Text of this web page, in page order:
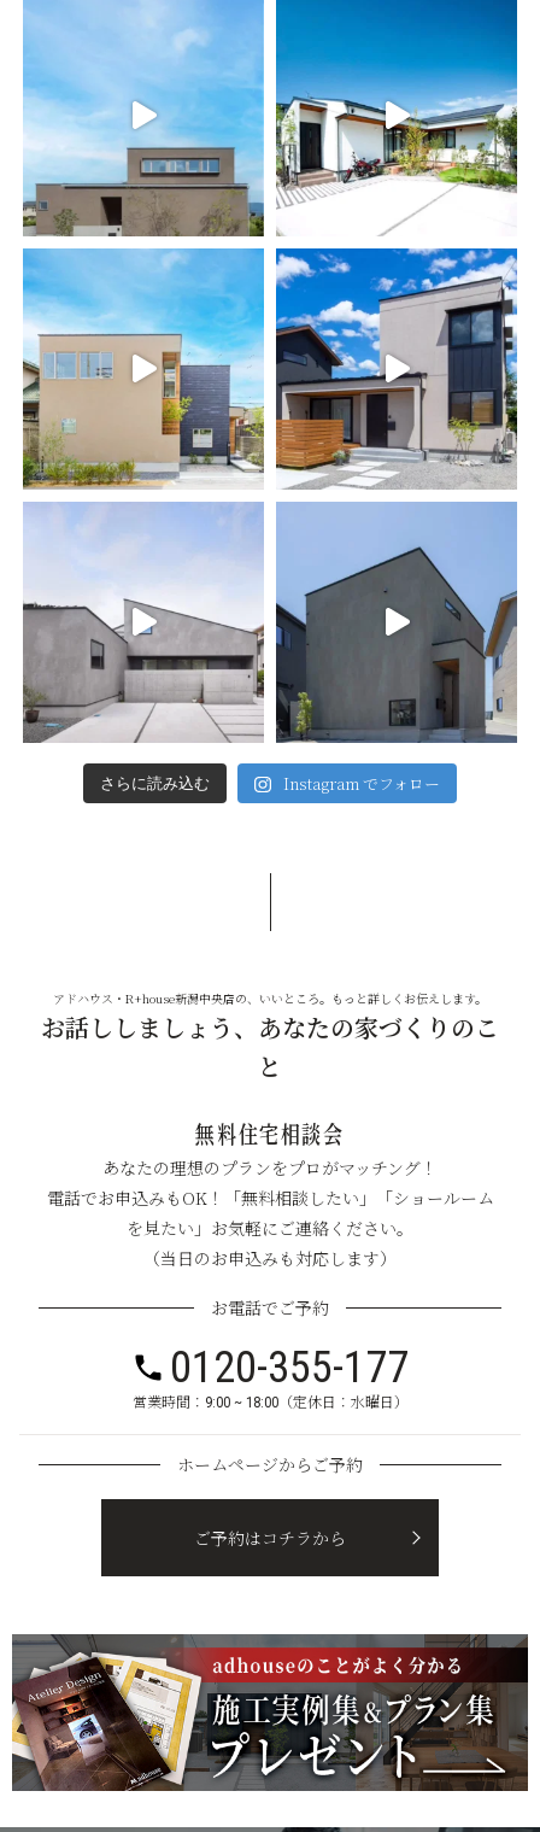
さらに読み込む Instagram でフォロー
アドハウス・R+house新潟中央店の、いいところ。もっと詳しくお伝えします。
お話ししましょう、あなたの家づくりのこ
と
無料住宅相談会
あなたの理想のプランをプロがマッチング！
電話でお申込みもOK！「無料相談したい」「ショールーム
を見たい」お気軽にご連絡ください。
（当日のお申込みも対応します）
お電話でご予約
0120-355-177
営業時間：9:00 ~ 18:00（定休日：水曜日）
ホームページからご予約
ご予約はコチラから